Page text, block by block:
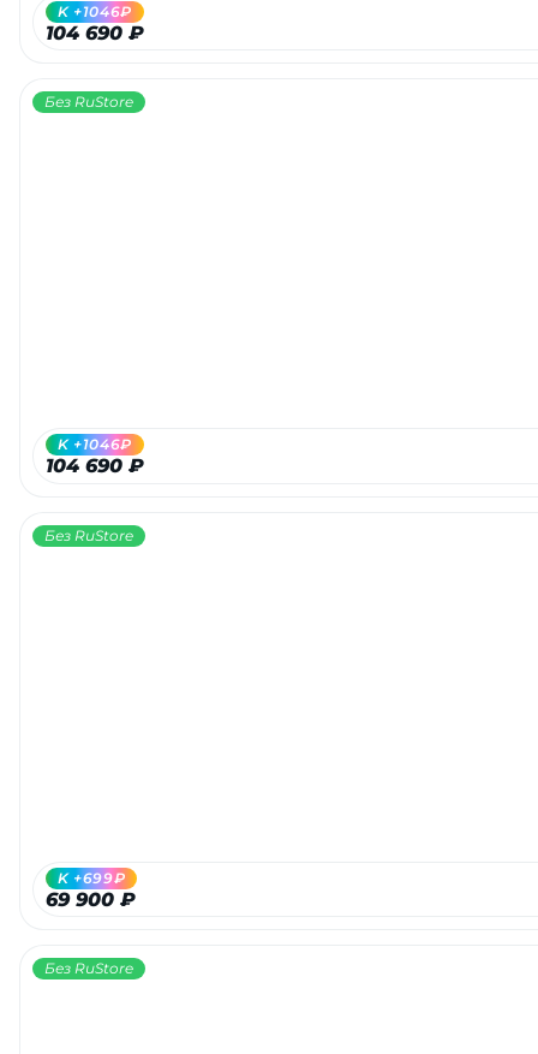
104 690 ₽
K +1046₽
Без RuStore
104 690 ₽
K +1046₽
Без RuStore
69 900 ₽
K +699₽
Без RuStore